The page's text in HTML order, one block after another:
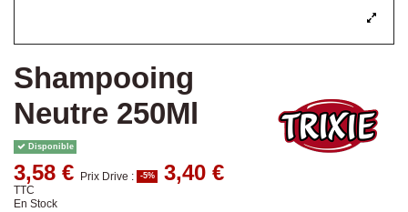
Shampooing
Neutre 250Ml
Disponible
3,58 € Prix Drive : -5% 3,40 €
TTC
En Stock